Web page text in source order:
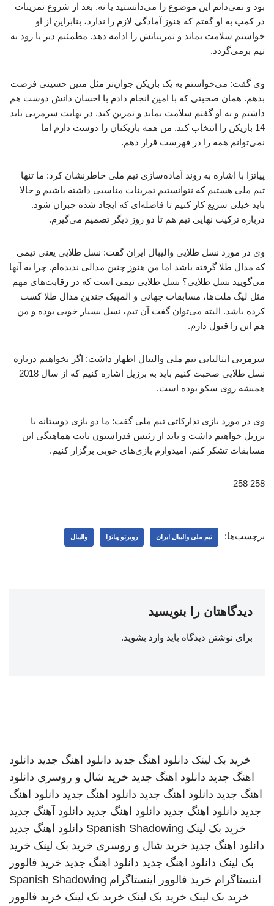
بود و نمی‌دانم این موضوع را می‌دانستید یا نه. بعد از شروع تمرینات
در کمپ به او گفتم که هنوز آمادگی لازم را ندارد، بنابراین از او
خواستم سلامت بماند و تمریناتش را ادامه دهد. مطمئنم دیر یا زود به
تیم برمی‌گردد.
وی گفت: می‌خواستم به یک بازیکن جوان‌تر مثل متین حسینی فرصت
بدهم. همان صحبتی که با امین انجام دادم با احسان دانش دوست هم
داشتم و به او گفتم سلامت بماند و تمرین کند. در نهایت سرمربی باید
14 بازیکن را انتخاب کند. من همه بازیکنان را دوست دارم اما
نمی‌توانم همه را در فهرست قرار دهم.
پیاتزا با اشاره به روند آماده‌سازی تیم ملی خاطرنشان کرد: ما تنها
تیم ملی هستیم که نتوانستیم تمرینات مناسبی داشته باشیم و حالا
باید خیلی سریع کار کنیم تا فاصله‌ای که ایجاد شده جبران شود.
درباره ترکیب نهایی تیم هم تا دو روز دیگر تصمیم می‌گیرم.
وی در مورد نسل طلایی والیبال ایران گفت: نسل طلایی یعنی تیمی
که مدال طلا گرفته باشد اما من هنوز چنین مدالی ندیده‌ام. چرا به آنها
می‌گویید نسل طلایی؟ نسل طلایی تیمی است که در رقابت‌های مهم
مثل لیگ ملت‌ها، مسابقات جهانی و المپیک چندین مدال طلا کسب
کرده باشد. البته می‌توان گفت آن تیم، نسل بسیار خوبی بوده و من
هم این را قبول دارم.
سرمربی ایتالیایی تیم ملی والیبال اظهار داشت: اگر بخواهیم درباره
نسل طلایی صحبت کنیم باید به برزیل اشاره کنیم که از سال 2018
همیشه روی سکو بوده است.
وی در مورد بازی تدارکاتی تیم ملی گفت: ما دو بازی دوستانه با
برزیل خواهیم داشت و باید از رئیس فدراسیون بابت هماهنگی این
مسابقات تشکر کنم. امیدوارم بازی‌های خوبی برگزار کنیم.
258 258
برچسب‌ها: تیم ملی والیبال ایران روبرتو پیاتزا والیبال
دیدگاهتان را بنویسید
برای نوشتن دیدگاه باید وارد بشوید.
خرید بک لینک دانلود اهنگ جدید دانلود اهنگ جدید دانلود
اهنگ جدید دانلود اهنگ جدید خرید شال و روسری دانلود
اهنگ جدید دانلود اهنگ جدید دانلود اهنگ جدید دانلود اهنگ
جدید دانلود اهنگ جدید دانلود اهنگ جدید دانلود آهنگ جدید
خرید بک لینک Spanish Shadowing دانلود اهنگ جدید
دانلود اهنگ جدید خرید شال و روسری خرید بک لینک خرید
بک لینک دانلود اهنگ جدید دانلود اهنگ جدید خرید فالوور
اینستاگرام خرید فالوور اینستاگرام Spanish Shadowing
خرید بک لینک خرید بک لینک خرید بک لینک خرید فالوور